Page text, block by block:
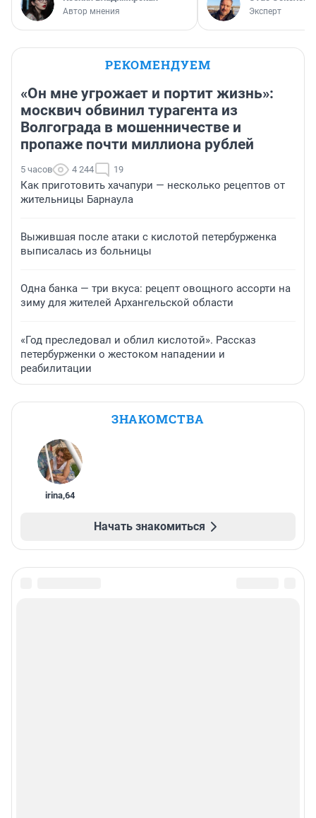
Автор мнения Эксперт
РЕКОМЕНДУЕМ
«Он мне угрожает и портит жизнь»:
москвич обвинил турагента из
Волгограда в мошенничестве и
пропаже почти миллиона рублей
5 часов 4 244 19
Как приготовить хачапури — несколько рецептов от
жительницы Барнаула
Выжившая после атаки с кислотой петербурженка
выписалась из больницы
Одна банка — три вкуса: рецепт овощного ассорти на
зиму для жителей Архангельской области
«Год преследовал и облил кислотой». Рассказ
петербурженки о жестоком нападении и
реабилитации
ЗНАКОМСТВА
irina,64
Начать знакомиться